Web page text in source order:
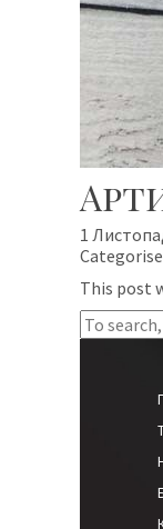
1
This post